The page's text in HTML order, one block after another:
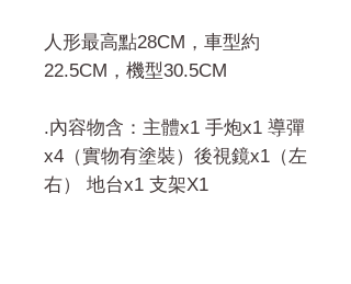
人形最高點28CM，車型約
22.5CM，機型30.5CM
.內容物含：主體x1 手炮x1 導彈
x4（實物有塗裝）後視鏡x1（左
右） 地台x1 支架X1